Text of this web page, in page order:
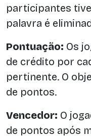
participantes
palavra é
Pontuação: Os
de crédito por
pertinente. O
de pontos.
Vencedor: O
de pontos após